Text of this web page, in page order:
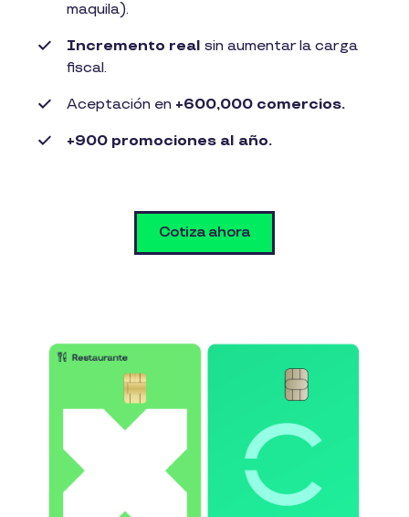
maquila).
Incremento real sin aumentar la carga
fiscal.
Aceptación en +600,000 comercios.
+900 promociones al año.
Cotiza ahora